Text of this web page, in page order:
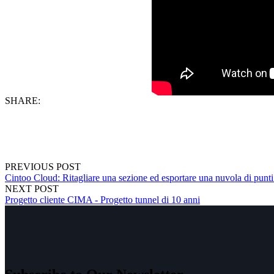
SHARE:
PREVIOUS POST
Cintoo Cloud: Ritagliare una sezione ed esportare una nuvola di
NEXT POST
Progetto cliente CIMA - Progetto tunnel di 10 anni